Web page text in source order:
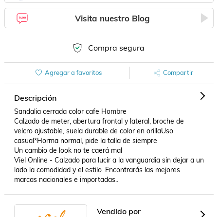
Visita nuestro Blog
Compra segura
Agregar a favoritos Compartir
Descripción
Sandalia cerrada color cafe Hombre
Calzado de meter, abertura frontal y lateral, broche de
velcro ajustable, suela durable de color en orillaUso
casual*Horma normal, pide la talla de siempre
Un cambio de look no te caerá mal
Viel Online - Calzado para lucir a la vanguardia sin dejar a un
lado la comodidad y el estilo. Encontrarás las mejores
marcas nacionales e importadas..
Vendido por